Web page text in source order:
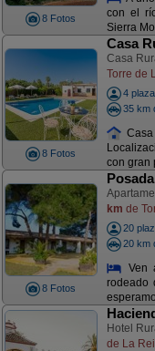
8 Fotos
con el
Sierra
8 Fotos
Casa
Casa
Torre de
4
35 km
con gran
8 Fotos
km de
20
20 km
Ven
rodeado
Hotel
de La